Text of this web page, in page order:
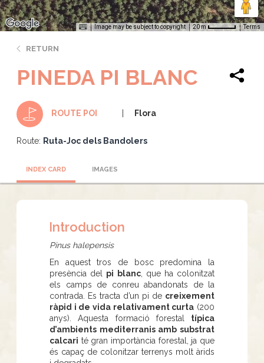
Image may be subject to copyright 20 m Terms
RETURN
PINEDA PI BLANC
ROUTE POI Flora
Route: Ruta-Joc dels Bandolers
INDEX CARD IMAGES
Introduction
Pinus halepensis
En aquest tros de bosc predomina la
presència del pi blanc, que ha colonitzat
els camps de conreu abandonats de la
contrada. Es tracta d’un pi de creixement
ràpid i de vida relativament curta (200
anys). Aquesta formació forestal típica
d’ambients mediterranis amb substrat
calcari té gran importància forestal, ja que
és capaç de colonitzar terrenys molt àrids